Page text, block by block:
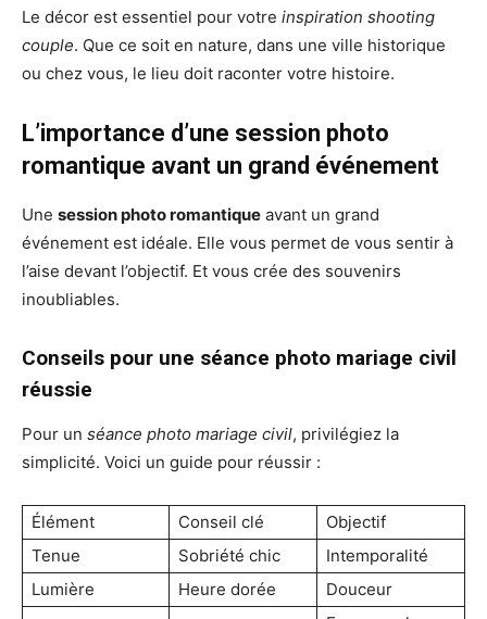
Le décor est essentiel pour votre inspiration shooting
couple. Que ce soit en nature, dans une ville historique
ou chez vous, le lieu doit raconter votre histoire.
L’importance d’une session photo
romantique avant un grand événement
Une session photo romantique avant un grand
événement est idéale. Elle vous permet de vous sentir à
l’aise devant l’objectif. Et vous crée des souvenirs
inoubliables.
Conseils pour une séance photo mariage civil
réussie
Pour un séance photo mariage civil, privilégiez la
simplicité. Voici un guide pour réussir :
Élément Conseil clé
Objectif
Tenue
Sobriété chic
Intemporalité
Lumière
Heure dorée
Douceur